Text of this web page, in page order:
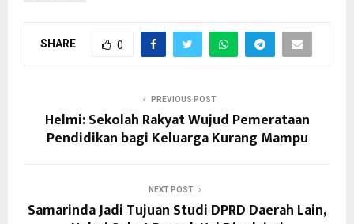
SHARE 0
PREVIOUS POST
Helmi: Sekolah Rakyat Wujud Pemerataan
Pendidikan bagi Keluarga Kurang Mampu
NEXT POST
Samarinda Jadi Tujuan Studi DPRD Daerah Lain,